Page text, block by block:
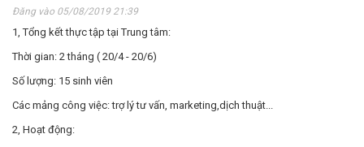
Đăng vào 05/08/2019 21:39
1, Tổng kết thực tập tại Trung tâm:
Thời gian: 2 tháng ( 20/4 - 20/6)
Số lượng: 15 sinh viên
Các mảng công việc: trợ lý tư vấn, marketing,dịch thuật...
2, Hoạt động: